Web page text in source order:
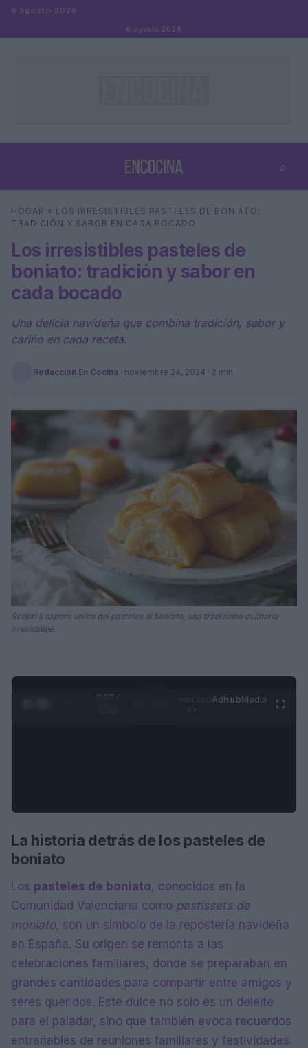
Saltar al contenido
6 agosto 2026
6 agosto 2026
⌕
Buscar ⌕
HOGAR » LOS IRRESISTIBLES PASTELES DE BONIATO:
TRADICIÓN Y SABOR EN CADA BOCADO
Los irresistibles pasteles de
boniato: tradición y sabor en
cada bocado
Una delicia navideña que combina tradición, sabor y
cariño en cada receta.
Redacción En Cocina · noviembre 24, 2024 · 2 min
Scopri il sapore unico dei pasteles di boniato, una tradizione culinaria
irresistibile.
0:28 /
AdhubMedia
La historia detrás de los pasteles de
boniato
Los pasteles de boniato, conocidos en la
Comunidad Valenciana como pastissets de
moniato, son un símbolo de la repostería navideña
en España. Su origen se remonta a las
celebraciones familiares, donde se preparaban en
grandes cantidades para compartir entre amigos y
seres queridos. Este dulce no solo es un deleite
para el paladar, sino que también evoca recuerdos
entrañables de reuniones familiares y festividades.